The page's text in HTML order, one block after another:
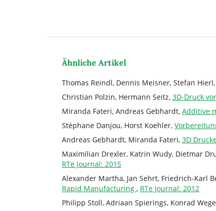
Ähnliche Artikel
Thomas Reindl, Dennis Meisner, Stefan Hierl,
Christian Polzin, Hermann Seitz,3D-Druck
Miranda Fateri, Andreas Gebhardt,Additive
Stéphane Danjou, Horst Koehler,
Andreas Gebhardt, Miranda Fateri,3D
Maximilian Drexler, Katrin Wudy, Dietmar
RTe Journal: 2015
Alexander Martha, Jan Sehrt, Friedrich-Karl
Rapid Manufacturing, RTe Journal: 2012
Philipp Stoll, Adriaan Spierings, Konrad